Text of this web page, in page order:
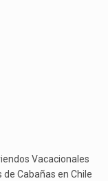
Vacacionales
Cabañas en Chile